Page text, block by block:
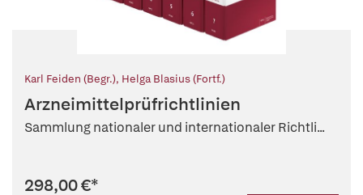
Karl Feiden (Begr.), Helga Blasius (Fortf.)
Arzneimittelprüfrichtlinien
Sammlung nationaler und internationaler Richtli...
298,00 €*